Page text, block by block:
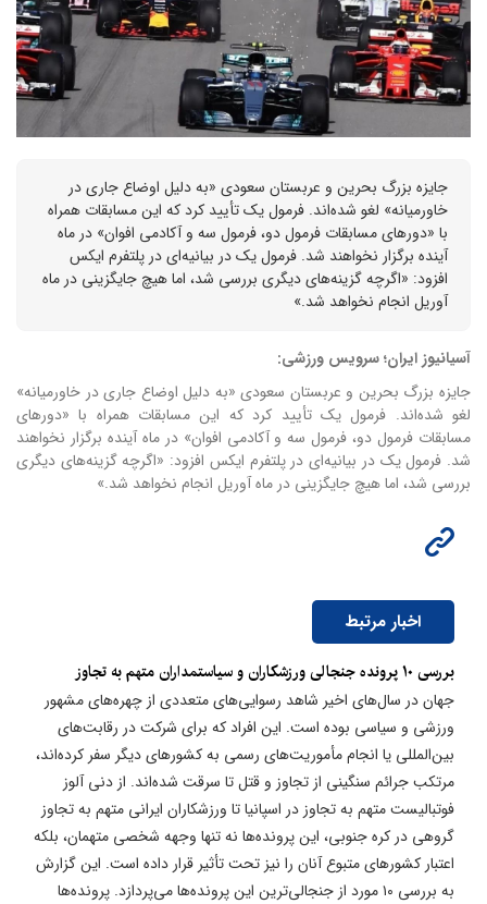
جایزه بزرگ بحرین و عربستان سعودی «به دلیل اوضاع جاری در
خاورمیانه» لغو شده‌اند. فرمول یک تأیید کرد که این مسابقات همراه
با «دورهای مسابقات فرمول دو، فرمول سه و آکادمی افوان» در ماه
آینده برگزار نخواهند شد. فرمول یک در بیانیه‌ای در پلتفرم ایکس
افزود: «اگرچه گزینه‌های دیگری بررسی شد، اما هیچ جایگزینی در ماه
آوریل انجام نخواهد شد.»
آسیانیوز ایران؛ سرویس ورزشی:
جایزه بزرگ بحرین و عربستان سعودی «به دلیل اوضاع جاری در خاورمیانه»
لغو شده‌اند. فرمول یک تأیید کرد که این مسابقات همراه با «دورهای
مسابقات فرمول دو، فرمول سه و آکادمی افوان» در ماه آینده برگزار نخواهند
شد. فرمول یک در بیانیه‌ای در پلتفرم ایکس افزود: «اگرچه گزینه‌های دیگری
بررسی شد، اما هیچ جایگزینی در ماه آوریل انجام نخواهد شد.»
اخبار مرتبط
بررسی ۱۰ پرونده جنجالی ورزشکاران و سیاستمداران متهم به تجاوز
جهان در سال‌های اخیر شاهد رسوایی‌های متعددی از چهره‌های مشهور
ورزشی و سیاسی بوده است. این افراد که برای شرکت در رقابت‌های
بین‌المللی یا انجام مأموریت‌های رسمی به کشورهای دیگر سفر کرده‌اند،
مرتکب جرائم سنگینی از تجاوز و قتل تا سرقت شده‌اند. از دنی آلوز
فوتبالیست متهم به تجاوز در اسپانیا تا ورزشکاران ایرانی متهم به تجاوز
گروهی در کره جنوبی، این پرونده‌ها نه تنها وجهه شخصی متهمان، بلکه
اعتبار کشورهای متبوع آنان را نیز تحت تأثیر قرار داده است. این گزارش
به بررسی ۱۰ مورد از جنجالی‌ترین این پرونده‌ها می‌پردازد. پرونده‌ها